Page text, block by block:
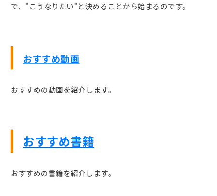
で、"こうなりたい"と決めることから始まるのです。
おすすめ動画
おすすめの動画を紹介します。
おすすめ書籍
おすすめの書籍を紹介します。